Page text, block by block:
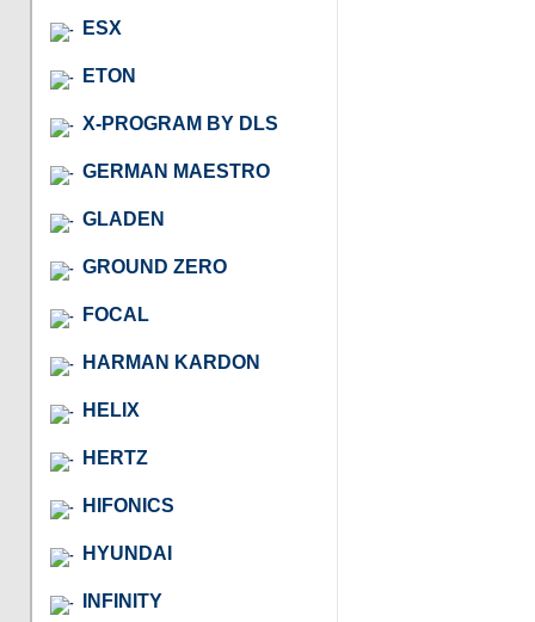
ESX
ETON
X-PROGRAM BY DLS
GERMAN MAESTRO
GLADEN
GROUND ZERO
FOCAL
HARMAN KARDON
HELIX
HERTZ
HIFONICS
HYUNDAI
INFINITY